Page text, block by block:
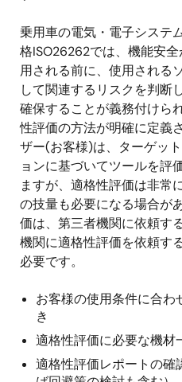
乗用車の電気・電子システ
格ISO26262では、機能安
用される前に、使用される
して関連するリスクを判断
確保することが義務付けら
性評価の方法が明確に定義
ザー(お客様)は、ターゲッ
ョンに基づいてツールを評
ますが、適格性評価は非常
の技量も必要になる場合が
価は、第三者機関に依頼す
機関に適格性評価を依頼す
必要です。
お客様の使用条件に合
き
適格性評価に必要な機材
適格性評価レポートの確